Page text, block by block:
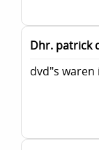
Dhr. patrick
dvd"s waren